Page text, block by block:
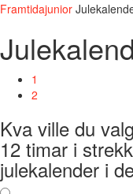
Framtidajunior
1
2
Kva ville du
12 timar i
julekalender i